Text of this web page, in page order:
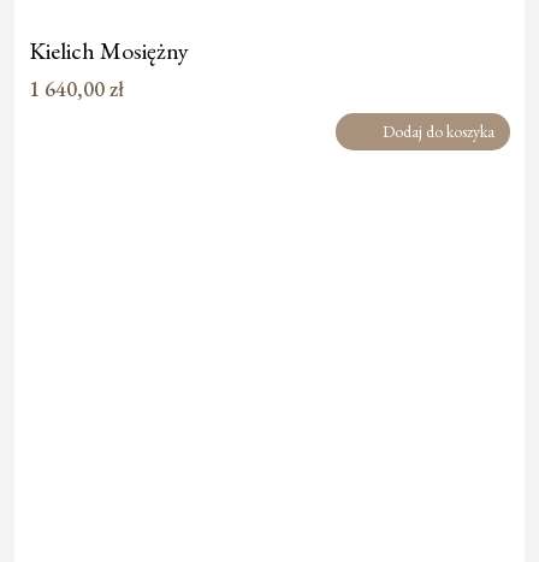
Kielich Mosiężny
1 640,00zł
Dodaj do koszyka